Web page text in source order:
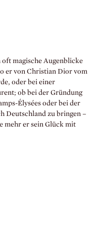
magische Augenblicke
er von Christian Dior vom
oder bei einer
ob bei der Gründung
Élysées oder bei der
Deutschland zu bringen –
mehr er sein Glück mit